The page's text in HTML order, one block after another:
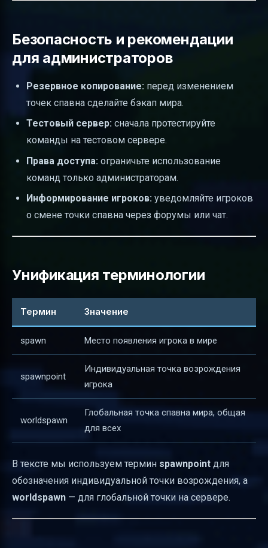
Безопасность и рекомендации
для администраторов
Резервное копирование: перед изменением
точек спавна сделайте бэкап мира.
Тестовый сервер: сначала протестируйте
команды на тестовом сервере.
Права доступа: ограничьте использование
команд только администраторам.
Информирование игроков: уведомляйте игроков
о смене точки спавна через форумы или чат.
Унификация терминологии
Термин Значение
spawn Место появления игрока в мире
spawnpoint
Индивидуальная точка возрождения
игрока
worldspawn
Глобальная точка спавна мира, общая
для всех
В тексте мы используем термин spawnpoint для
обозначения индивидуальной точки возрождения, а
worldspawn — для глобальной точки на сервере.